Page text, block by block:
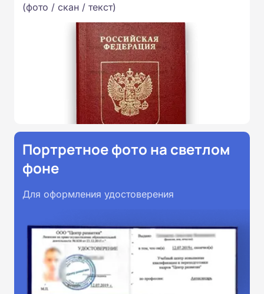
(фото / скан / текст)
Портретное фото на светлом
фоне
Для оформления удостоверения